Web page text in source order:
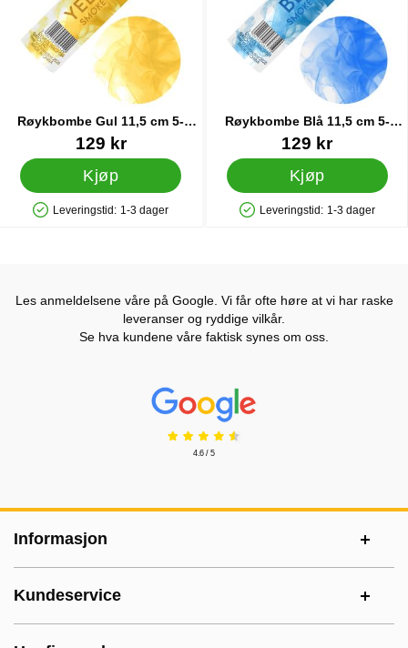
Røykbombe Gul 11,5 cm 5-
pakning
Varenummer 91419
129 kr
Kjøp
Produkttilgjengelighet: På lager
Leveringstid: 1-3 dager
Røykbombe Blå 11,5 cm 5-
pakning
Varenummer 91417
129 kr
Kjøp
Produkttilgjengelighet: På lager
Leveringstid: 1-3 dager
Les anmeldelsene våre på Google. Vi får ofte høre at vi har raske
leveranser og ryddige vilkår.
Se hva kundene våre faktisk synes om oss.
Prisjakt Vurdering: 4.6 Stjerne
4.6 / 5
Informasjon
Kundeservice